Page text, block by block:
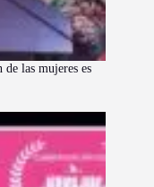
las mujeres es